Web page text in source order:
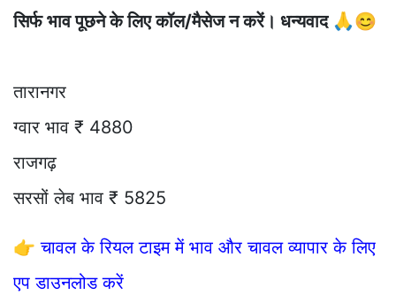
सिर्फ भाव पूछने के लिए कॉल/मैसेज न करें। धन्यवाद 🙏😊
तारानगर
ग्वार भाव ₹ 4880
राजगढ़
सरसों लेब भाव ₹ 5825
👉चावल के रियल टाइम में भाव और चावल व्यापार के लिए
एप डाउनलोड करें